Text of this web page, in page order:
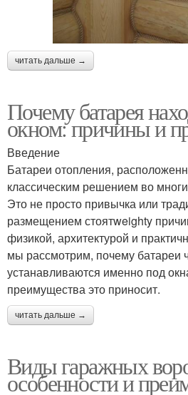
читать дальше →
Почему батарея
окном: причины и
Введение
Батареи отопления,
классическим решением во
Это не просто привычка или
размещением стоятweighty
физикой, архитектурой и
мы рассмотрим, почему батареи
устанавливаются именно под
преимущества это приносит.
читать дальше →
Виды гаражных
особенности и